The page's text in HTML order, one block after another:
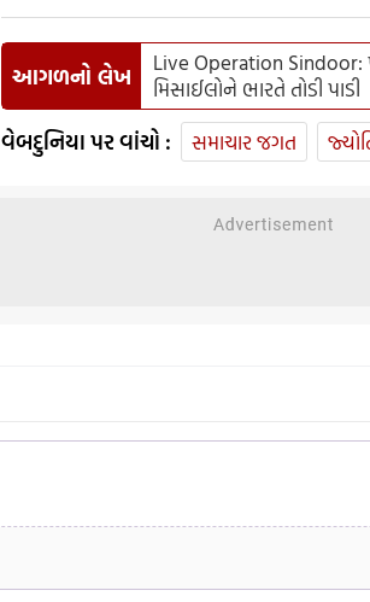
આગળનો લેખ
Live Operation Sindoor:
મિસાઈલોને ભારતે તોડી પાડી
વેબદુનિયા પર વાંચો : સમાચાર જગત